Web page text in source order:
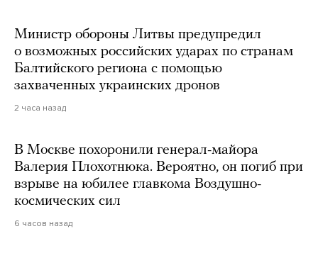
Министр обороны Литвы предупредил
о возможных российских ударах по странам
Балтийского региона с помощью
захваченных украинских дронов
2 часа назад
В Москве похоронили генерал-майора
Валерия Плохотнюка. Вероятно, он погиб при
взрыве на юбилее главкома Воздушно-
космических сил
6 часов назад